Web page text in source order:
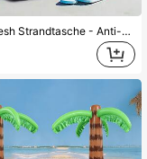
Große Mesh Strandtasche - Anti-Sand Schwimm-Tragetasche, extra große Kapazität Familie faltbar leicht Pool Kreuzfahrt Essentials, mit Reißverschluss, perfekt für Pendeln, Outdoor, Reisen, Camping, Urlaub, Schule, Wohnheim Notwendigkeiten, Strandutensilien, Poolschwimmer